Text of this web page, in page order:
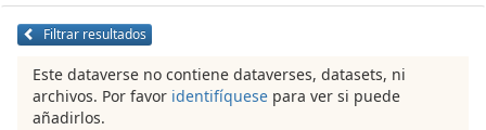
Filtrar resultados
Este dataverse no contiene dataverses, datasets, ni
archivos. Por favor identifíquese para ver si puede
añadirlos.